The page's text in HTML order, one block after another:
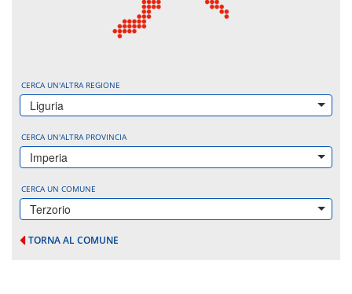
CERCA UN'ALTRA REGIONE
Liguria
CERCA UN'ALTRA PROVINCIA
Imperia
CERCA UN COMUNE
Terzorio
TORNA AL COMUNE